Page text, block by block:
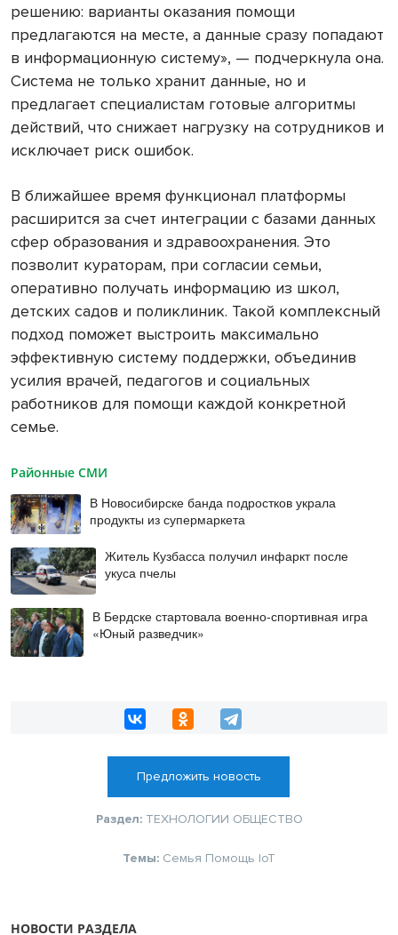
решению: варианты оказания помощи
предлагаются на месте, а данные сразу попадают
в информационную систему», — подчеркнула она.
Система не только хранит данные, но и
предлагает специалистам готовые алгоритмы
действий, что снижает нагрузку на сотрудников и
исключает риск ошибок.
В ближайшее время функционал платформы
расширится за счет интеграции с базами данных
сфер образования и здравоохранения. Это
позволит кураторам, при согласии семьи,
оперативно получать информацию из школ,
детских садов и поликлиник. Такой комплексный
подход поможет выстроить максимально
эффективную систему поддержки, объединив
усилия врачей, педагогов и социальных
работников для помощи каждой конкретной
семье.
Районные СМИ
В Новосибирске банда подростков украла
продукты из супермаркета
Житель Кузбасса получил инфаркт после
укуса пчелы
В Бердске стартовала военно-спортивная игра
«Юный разведчик»
Предложить новость
Раздел: ТЕХНОЛОГИИ ОБЩЕСТВО
Темы: Семья Помощь IoT
НОВОСТИ РАЗДЕЛА